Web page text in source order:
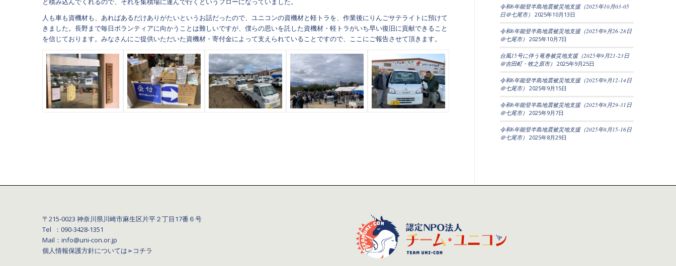
人も車も資機材も、あればあるだけありがたいというお話だったので、ユニコンの資機材と軽トラを、作業後にりんごサテライトに預けて
きました。長野まで毎日ボランティアに向かうことは難しいですが、僕らの思いを託した資機材・軽トラがいち早い復旧に貢献できること
を信じております。みなさんにご提供いただいた資機材・寄付金によって支えられていることですので、ここにご報告させて頂きます。
令和6年能登半島地震被災地支援（2025年10月03-05
日＠七尾市） 2025年10月13日
令和6年能登半島地震被災地支援（2025年9月26-28日
＠七尾市） 2025年10月7日
台風15号に伴う竜巻被災地支援（2025年9月21-23日
＠吉田町・牧之原市） 2025年9月25日
令和6年能登半島地震被災地支援（2025年9月12-14日
＠七尾市） 2025年9月15日
令和6年能登半島地震被災地支援（2025年8月29-31日
＠七尾市） 2025年9月7日
令和6年能登半島地震被災地支援（2025年8月15-16日
＠七尾市） 2025年8月29日
〒215-0023 神奈川県川崎市麻生区片平２丁目17番６号
Tel ：090-3428‐1351
Mail：info@uni-con.or.jp
個人情報保護方針については➢コチラ